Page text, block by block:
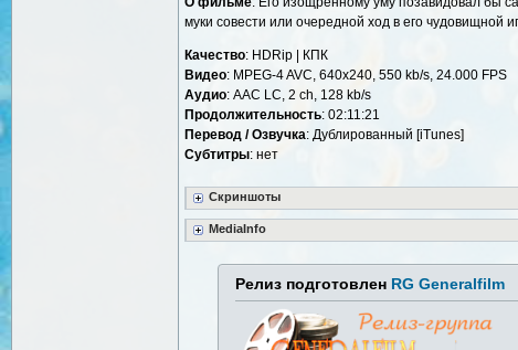
муки совести или очередной ход в его чудовищной
Качество: HDRip | КПК
Видео: MPEG-4 AVC, 640х240, 550 kb/s, 24.000 FPS
Аудио: AAC LC, 2 ch, 128 kb/s
Продолжительность: 02:11:21
Перевод / Озвучка: Дублированный [iTunes]
Cубтитры: нет
Скриншоты
MediaInfo
Релиз подготовлен RG Generalfilm